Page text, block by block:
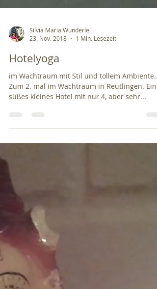
Silvia Maria Wunderle
23. Nov. 2018
Hotelyoga
im Wachtraum mit Stil und tollem